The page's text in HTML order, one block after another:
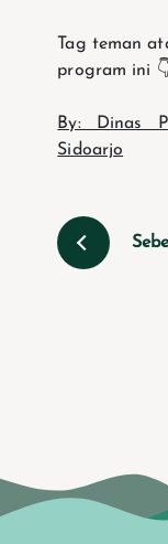
Tag teman
program ini
By: Dinas
Sidoarjo